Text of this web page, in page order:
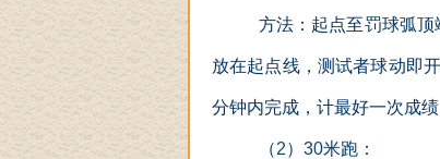
方法：起点至罚球弧顶
放在起点线，测试者球动即
分钟内完成，计最好一次成
（2） 30米跑：